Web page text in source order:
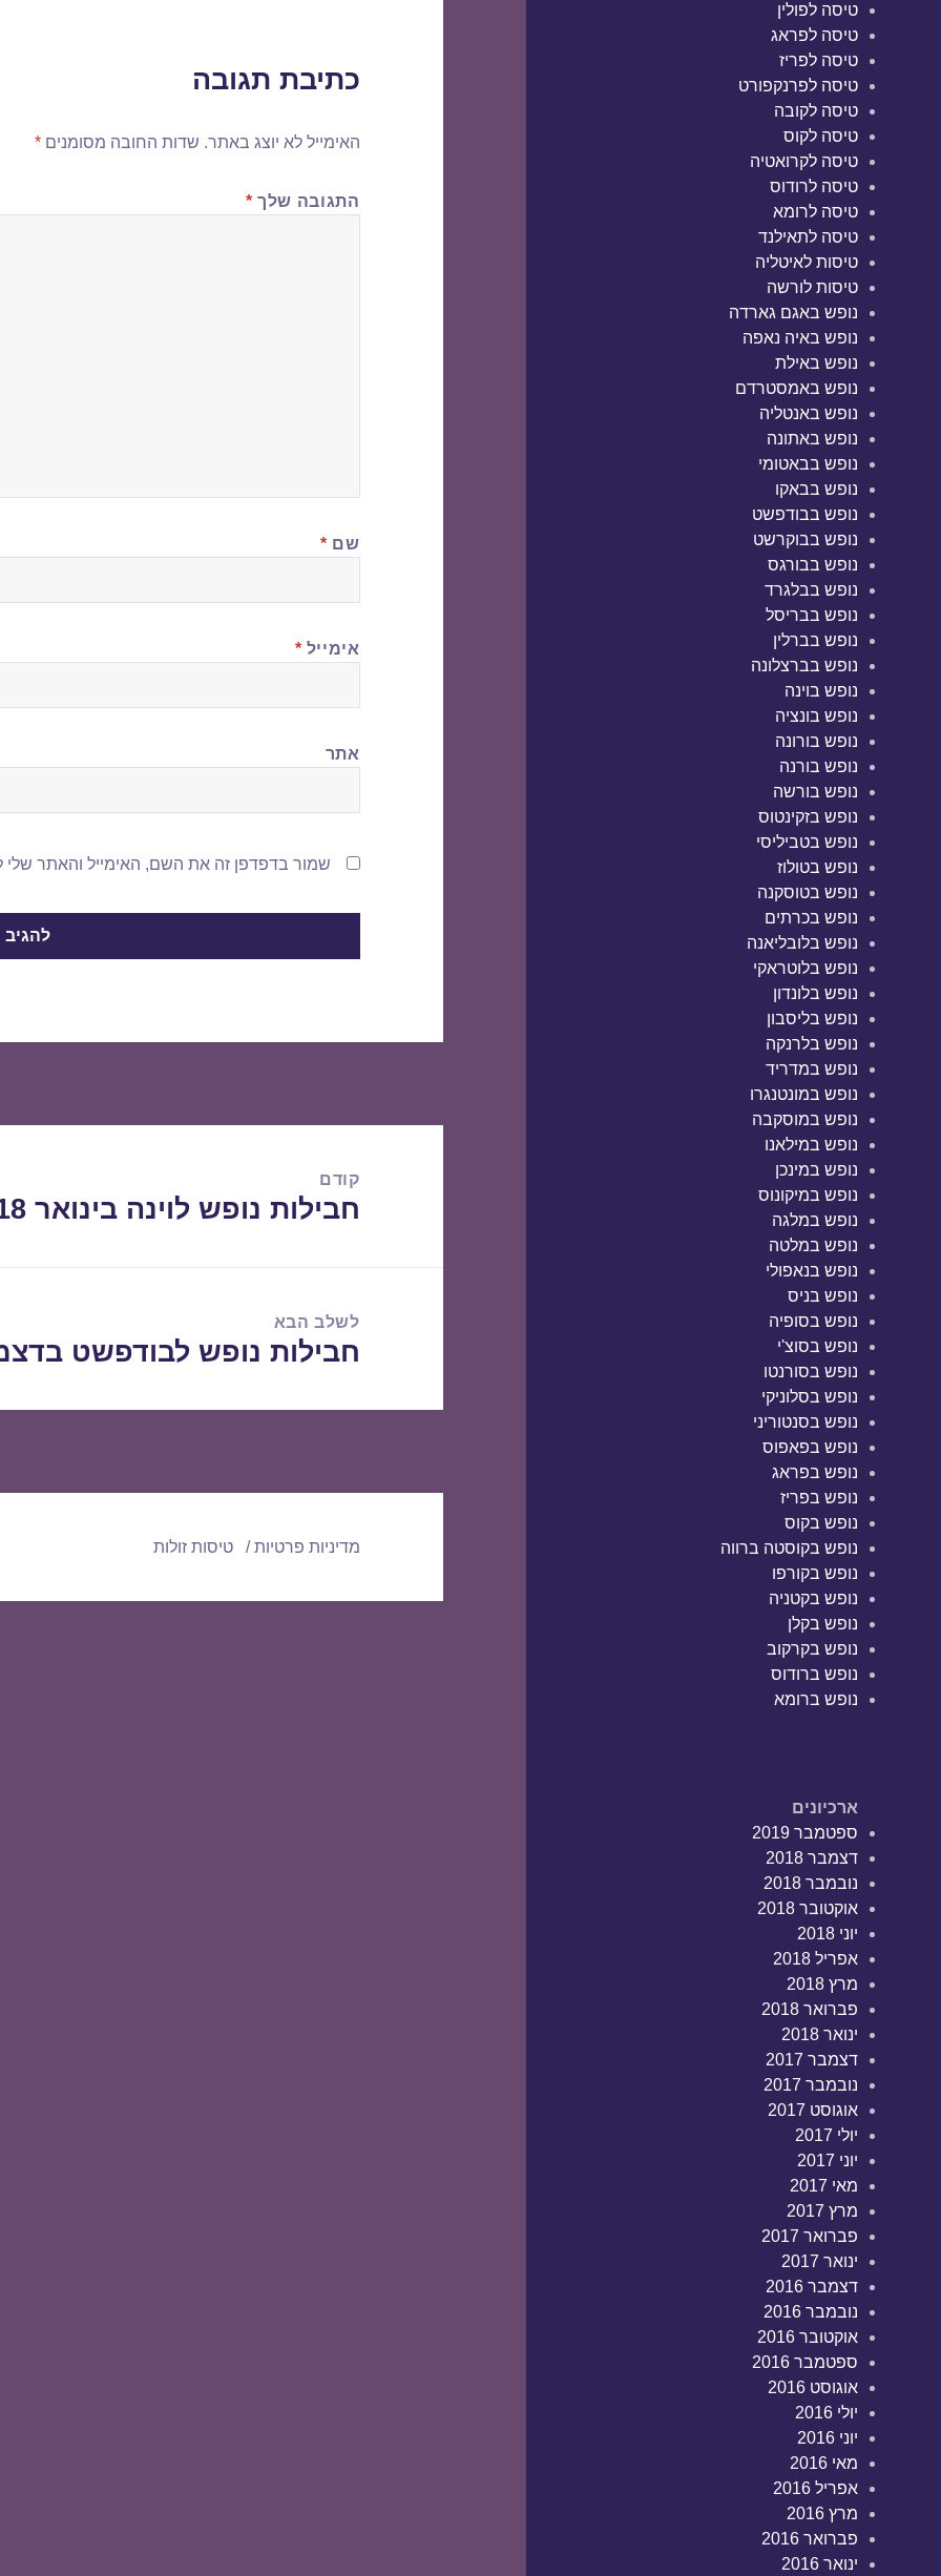
טיסה לפולין
טיסה לפראג
טיסה לפריז
טיסה לפרנקפורט
טיסה לקובה
טיסה לקוס
טיסה לקרואטיה
טיסה לרודוס
טיסה לרומא
טיסה לתאילנד
טיסות לאיטליה
טיסות לורשה
נופש באגם גארדה
נופש באיה נאפה
נופש באילת
נופש באמסטרדם
נופש באנטליה
נופש באתונה
נופש בבאטומי
נופש בבאקו
נופש בבודפשט
נופש בבוקרשט
נופש בבורגס
נופש בבלגרד
נופש בבריסל
נופש בברלין
נופש בברצלונה
נופש בוינה
נופש בונציה
נופש בורונה
נופש בורנה
נופש בורשה
נופש בזקינטוס
נופש בטביליסי
נופש בטולוז
נופש בטוסקנה
נופש בכרתים
נופש בלובליאנה
נופש בלוטראקי
נופש בלונדון
נופש בליסבון
נופש בלרנקה
נופש במדריד
נופש במונטנגרו
נופש במוסקבה
נופש במילאנו
נופש במינכן
נופש במיקונוס
נופש במלגה
נופש במלטה
נופש בנאפולי
נופש בניס
נופש בסופיה
נופש בסוצ'י
נופש בסורנטו
נופש בסלוניקי
נופש בסנטוריני
נופש בפאפוס
נופש בפראג
נופש בפריז
נופש בקוס
נופש בקוסטה ברווה
נופש בקורפו
נופש בקטניה
נופש בקלן
נופש בקרקוב
נופש ברודוס
נופש ברומא
ארכיונים
ספטמבר 2019
דצמבר 2018
נובמבר 2018
אוקטובר 2018
יוני 2018
אפריל 2018
מרץ 2018
פברואר 2018
ינואר 2018
דצמבר 2017
נובמבר 2017
אוגוסט 2017
יולי 2017
יוני 2017
מאי 2017
מרץ 2017
פברואר 2017
ינואר 2017
דצמבר 2016
נובמבר 2016
אוקטובר 2016
ספטמבר 2016
אוגוסט 2016
יולי 2016
יוני 2016
מאי 2016
אפריל 2016
מרץ 2016
פברואר 2016
ינואר 2016
כתיבת תגובה
האימייל לא יוצג באתר. שדות החובה מסומנים*
התגובה שלך *
שם *
אימייל *
אתר
שמור בדפדפן זה את השם, האימייל והאתר
קודם
הפוסט
חבילות נופש לוינה בינואר 01/01/2018
לשלב הבא
הפוסט
חבילות נופש לבודפשט בדצמבר 11/
מדיניות פרטיות טיסות זולות